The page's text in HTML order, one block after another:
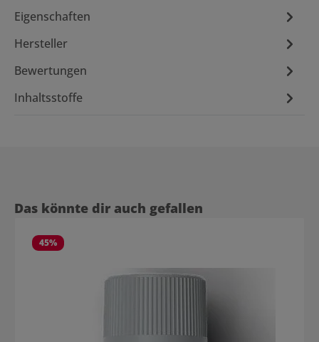
Eigenschaften
Hersteller
Bewertungen
Inhaltsstoffe
Produktgalerie überspringen
Das könnte dir auch gefallen
45%